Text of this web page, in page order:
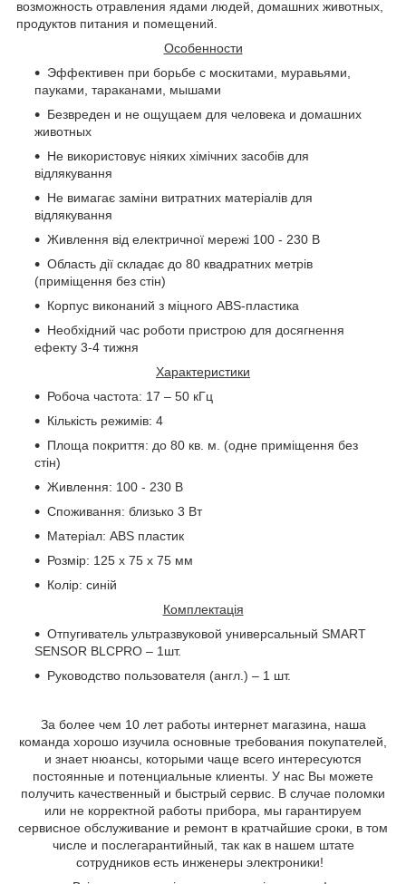
возможность отравления ядами людей, домашних животных,
продуктов питания и помещений.
Особенности
Эффективен при борьбе с москитами, муравьями,
пауками, тараканами, мышами
Безвреден и не ощущаем для человека и домашних
животных
Не використовує ніяких хімічних засобів для
відлякування
Не вимагає заміни витратних матеріалів для
відлякування
Живлення від електричної мережі 100 - 230 В
Область дії складає до 80 квадратних метрів
(приміщення без стін)
Корпус виконаний з міцного ABS-пластика
Необхідний час роботи пристрою для досягнення
ефекту 3-4 тижня
Характеристики
Робоча частота: 17 – 50 кГц
Кількість режимів: 4
Площа покриття: до 80 кв. м. (одне приміщення без
стін)
Живлення: 100 - 230 В
Споживання: близько 3 Вт
Матеріал: ABS пластик
Розмір: 125 х 75 х 75 мм
Колір: синій
Комплектація
Отпугиватель ультразвуковой универсальный SMART
SENSOR BLCPRO – 1шт.
Руководство пользователя (англ.) – 1 шт.
За более чем 10 лет работы интернет магазина, наша
команда хорошо изучила основные требования покупателей,
и знает нюансы, которыми чаще всего интересуются
постоянные и потенциальные клиенты. У нас Вы можете
получить качественный и быстрый сервис. В случае поломки
или не корректной работы прибора, мы гарантируем
сервисное обслуживание и ремонт в кратчайшие сроки, в том
числе и послегарантийный, так как в нашем штате
сотрудников есть инженеры электроники!